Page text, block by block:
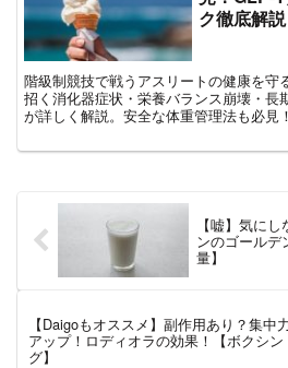
ク徹底解説
階級制競技で戦うアスリートの健康を守
招く消化器症状・栄養バランス崩壊・長
が詳しく解説。安全な体重管理法も必見！
【嘘】気に
ンのゴールデ
量】
【Daigoもオススメ】副作用あり？集中力
アップ！ロディオラの効果！【ボクシン
グ】